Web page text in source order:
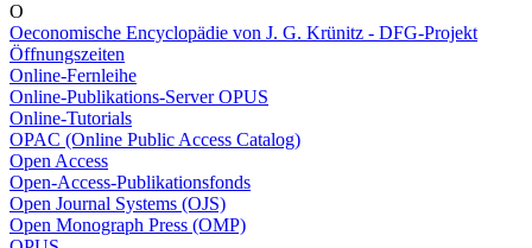
O
Oeconomische Encyclopädie von J. G. Krünitz - DFG-Projekt
Öffnungszeiten
Online-Fernleihe
Online-Publikations-Server OPUS
Online-Tutorials
OPAC (Online Public Access Catalog)
Open Access
Open-Access-Publikationsfonds
Open Journal Systems (OJS)
Open Monograph Press (OMP)